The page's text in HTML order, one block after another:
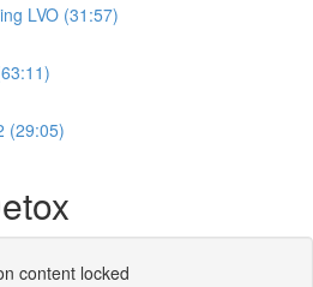
LVO (31:57)
(29:05)
content locked